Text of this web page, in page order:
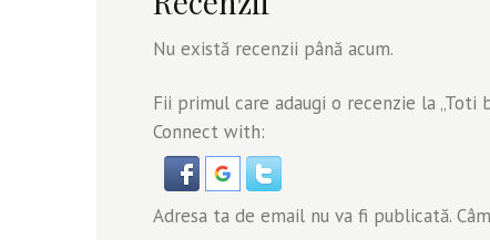
Nu există recenzii până acum.
Fii primul care adaugi o recenzie la
Connect with:
Adresa ta de email nu va fi publicată.